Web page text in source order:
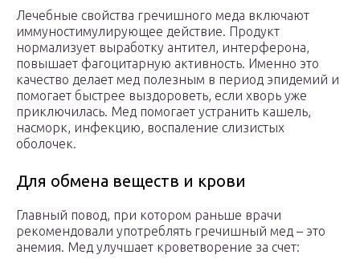
Лечебные свойства гречишного меда включают
иммуностимулирующее действие. Продукт
нормализует выработку антител, интерферона,
повышает фагоцитарную активность. Именно это
качество делает мед полезным в период эпидемий и
помогает быстрее выздороветь, если хворь уже
приключилась. Мед помогает устранить кашель,
насморк, инфекцию, воспаление слизистых
оболочек.
Для обмена веществ и крови
Главный повод, при котором раньше врачи
рекомендовали употреблять гречишный мед – это
анемия. Мед улучшает кроветворение за счет: